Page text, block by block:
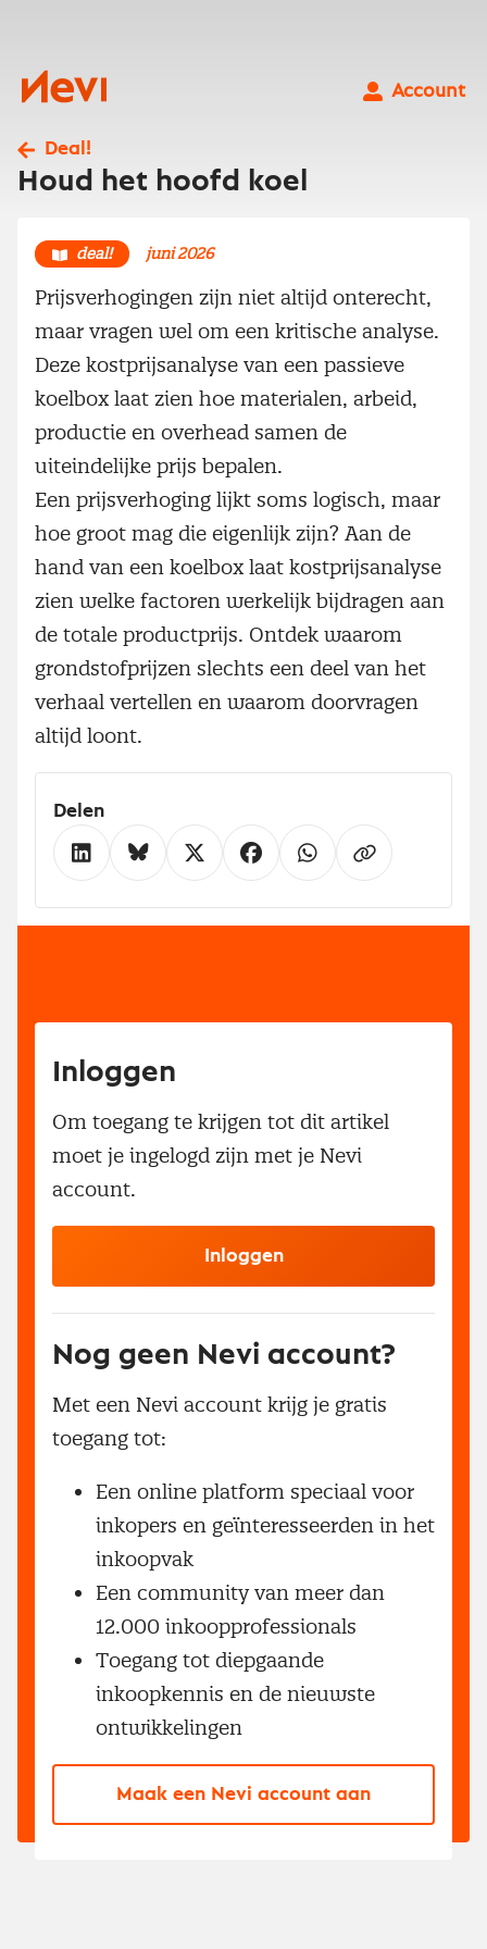
Nevi
Account
Deal!
Houd het hoofd koel
deal! juni 2026
Prijsverhogingen zijn niet altijd onterecht,
maar vragen wel om een kritische analyse.
Deze kostprijsanalyse van een passieve
koelbox laat zien hoe materialen, arbeid,
productie en overhead samen de
uiteindelijke prijs bepalen.
Een prijsverhoging lijkt soms logisch, maar
hoe groot mag die eigenlijk zijn? Aan de
hand van een koelbox laat kostprijsanalyse
zien welke factoren werkelijk bijdragen aan
de totale productprijs. Ontdek waarom
grondstofprijzen slechts een deel van het
verhaal vertellen en waarom doorvragen
altijd loont.
Delen
Inloggen
Om toegang te krijgen tot dit artikel
moet je ingelogd zijn met je Nevi
account.
Inloggen
Nog geen Nevi account?
Met een Nevi account krijg je gratis
toegang tot:
Een online platform speciaal voor
inkopers en geïnteresseerden in het
inkoopvak
Een community van meer dan
12.000 inkoopprofessionals
Toegang tot diepgaande
inkoopkennis en de nieuwste
ontwikkelingen
Maak een Nevi account aan